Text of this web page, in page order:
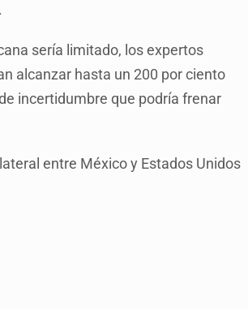
.
sería limitado, los expertos
alcanzar hasta un 200 por ciento
incertidumbre que podría frenar
entre México y Estados Unidos